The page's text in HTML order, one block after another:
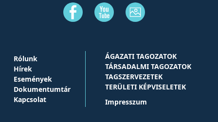
Rólunk
Hírek
Események
Dokumentumtár
Kapcsolat
ÁGAZATI TAGOZATOK
TÁRSADALMI TAGOZATOK
TAGSZERVEZETEK
TERÜLETI KÉPVISELETEK
Impresszum